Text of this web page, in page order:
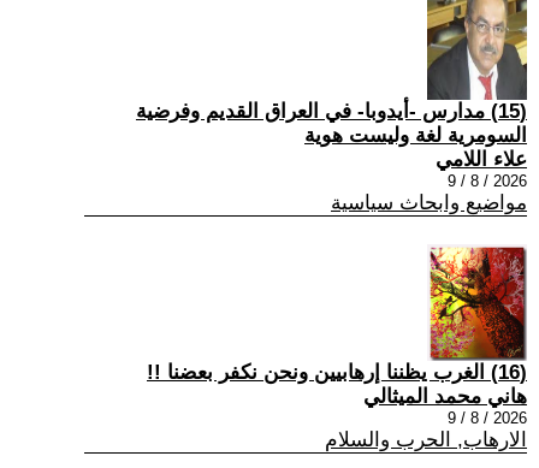
(15) مدارس -أيدوبا- في العراق القديم وفرضية
السومرية لغة وليست هوية
علاء اللامي
2026 / 8 / 9
مواضيع وابحاث سياسية
(16) الغرب يظننا إرهابيين ونحن نكفر بعضنا !!
هاني محمد الميثالي
2026 / 8 / 9
الارهاب, الحرب والسلام